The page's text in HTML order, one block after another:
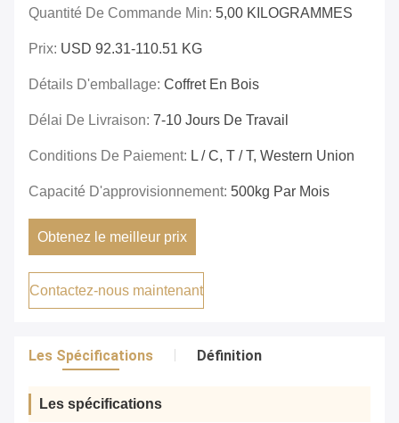
Quantité De Commande Min: 5,00 KILOGRAMMES
Prix: USD 92.31-110.51 KG
Détails D'emballage: Coffret En Bois
Délai De Livraison: 7-10 Jours De Travail
Conditions De Paiement: L / C, T / T, Western Union
Capacité D'approvisionnement: 500kg Par Mois
Obtenez le meilleur prix
Contactez-nous maintenant
Les Spécifications Définition
Les spécifications